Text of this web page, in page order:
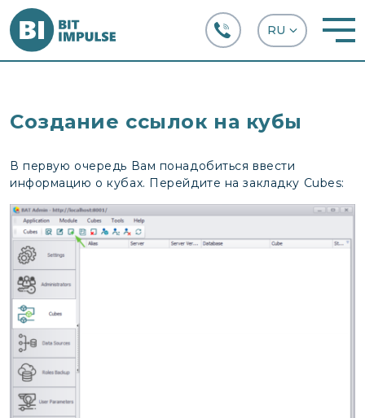
Создание ссылок на кубы
В первую очередь Вам понадобиться ввести
информацию о кубах. Перейдите на закладку Cubes: